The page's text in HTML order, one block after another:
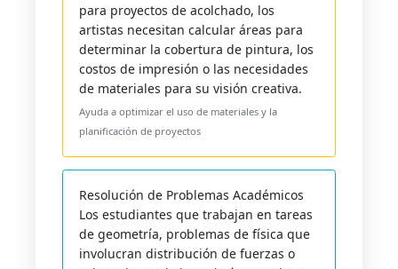
para proyectos de acolchado, los
artistas necesitan calcular áreas para
determinar la cobertura de pintura, los
costos de impresión o las necesidades
de materiales para su visión creativa.
Ayuda a optimizar el uso de materiales y la
planificación de proyectos
Resolución de Problemas Académicos
Los estudiantes que trabajan en tareas
de geometría, problemas de física que
involucran distribución de fuerzas o